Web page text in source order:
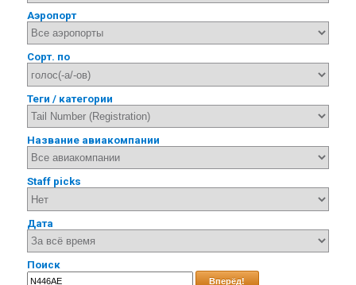
Аэропорт
Сорт. по
Теги / категории
Название авиакомпании
Staff picks
Дата
Поиск
Вперёд!